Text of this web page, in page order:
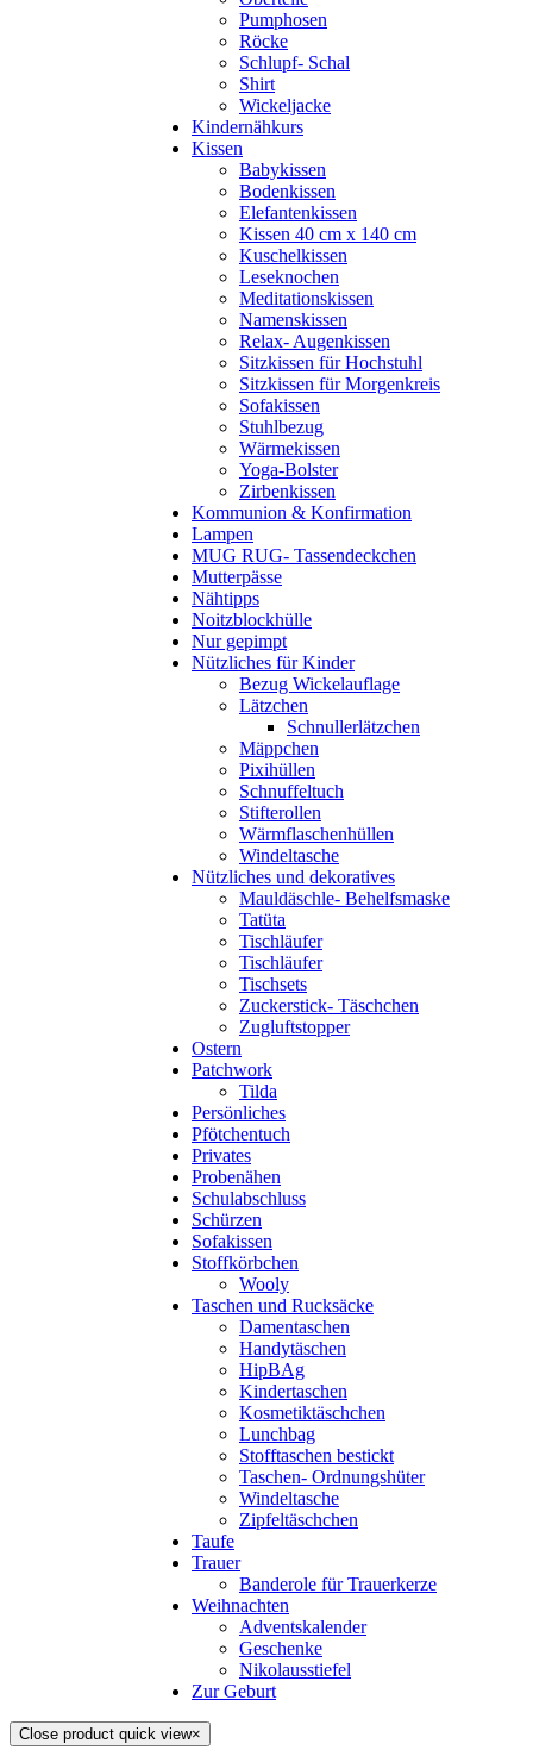
Pumphosen
Röcke
Schlupf- Schal
Shirt
Wickeljacke
Kindernähkurs
Kissen
Babykissen
Bodenkissen
Elefantenkissen
Kissen 40 cm x 140 cm
Kuschelkissen
Leseknochen
Meditationskissen
Namenskissen
Relax- Augenkissen
Sitzkissen für Hochstuhl
Sitzkissen für Morgenkreis
Sofakissen
Stuhlbezug
Wärmekissen
Yoga-Bolster
Zirbenkissen
Kommunion & Konfirmation
Lampen
MUG RUG- Tassendeckchen
Mutterpässe
Nähtipps
Noitzblockhülle
Nur gepimpt
Nützliches für Kinder
Bezug Wickelauflage
Lätzchen
Schnullerlätzchen
Mäppchen
Pixihüllen
Schnuffeltuch
Stifterollen
Wärmflaschenhüllen
Windeltasche
Nützliches und dekoratives
Mauldäschle- Behelfsmaske
Tatüta
Tischläufer
Tischläufer
Tischsets
Zuckerstick- Täschchen
Zugluftstopper
Ostern
Patchwork
Tilda
Persönliches
Pfötchentuch
Privates
Probenähen
Schulabschluss
Schürzen
Sofakissen
Stoffkörbchen
Wooly
Taschen und Rucksäcke
Damentaschen
Handytäschen
HipBAg
Kindertaschen
Kosmetiktäschchen
Lunchbag
Stofftaschen bestickt
Taschen- Ordnungshüter
Windeltasche
Zipfeltäschchen
Taufe
Trauer
Banderole für Trauerkerze
Weihnachten
Adventskalender
Geschenke
Nikolausstiefel
Zur Geburt
Close product quick view×